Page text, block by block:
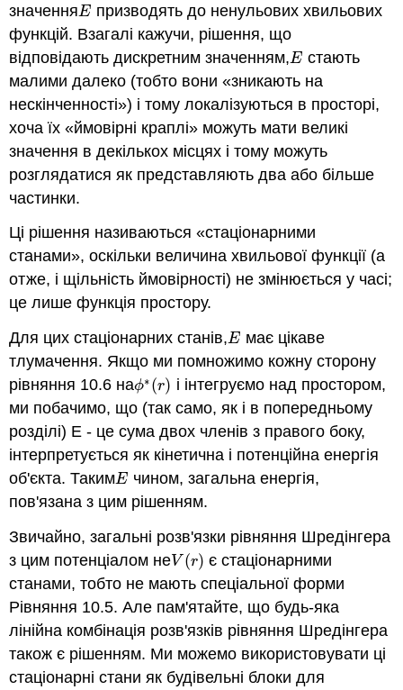
значенняE
E призводять до ненульових хвильових
функцій. Взагалі кажучи, рішення, що
відповідають дискретним значенням,E
E стають
малими далеко (тобто вони «зникають на
нескінченності») і тому локалізуються в просторі,
хоча їх «ймовірні краплі» можуть мати великі
значення в декількох місцях і тому можуть
розглядатися як представляють два або більше
частинки.
Ці рішення називаються «стаціонарними
станами», оскільки величина хвильової функції (а
отже, і щільність ймовірності) не змінюється у часі;
це лише функція простору.
Для цих стаціонарних станів,E
E має цікаве
тлумачення. Якщо ми помножимо кожну сторону
рівняння 10.6 наϕ∗(r)
ϕ∗(r) і інтегруємо над простором,
ми побачимо, що (так само, як і в попередньому
розділі) E - це сума двох членів з правого боку,
інтерпретується як кінетична і потенційна енергія
об'єкта. ТакимE
E чином, загальна енергія,
пов'язана з цим рішенням.
Звичайно, загальні розв'язки рівняння Шредінгера
з цим потенціалом неV (r)
V(r) є стаціонарними
станами, тобто не мають спеціальної форми
Рівняння 10.5. Але пам'ятайте, що будь-яка
лінійна комбінація розв'язків рівняння Шредінгера
також є рішенням. Ми можемо використовувати ці
стаціонарні стани як будівельні блоки для